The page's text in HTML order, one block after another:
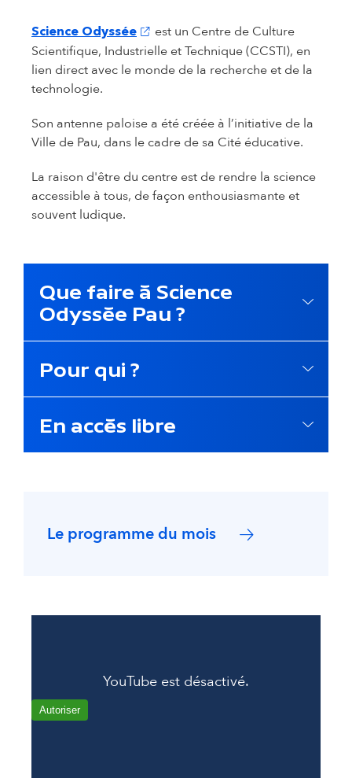
Science Odyssée(s'ouvre dans un nouvel onglet)
est un Centre de Culture
Scientifique, Industrielle et Technique (CCSTI), en
lien direct avec le monde de la recherche et de la
technologie.
Son antenne paloise a été créée à l’initiative de la
Ville de Pau, dans le cadre de sa Cité éducative.
La raison d'être du centre est de rendre la science
accessible à tous, de façon enthousiasmante et
souvent ludique.
Que faire à Science
Odyssée Pau ?
Pour qui ?
En accès libre
Le programme du mois
YouTube est désactivé.
Autoriser